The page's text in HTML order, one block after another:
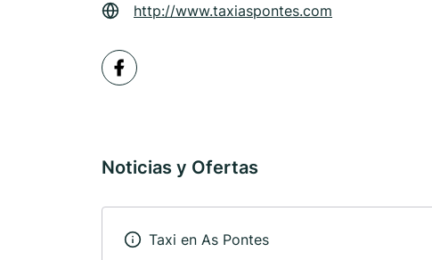
http://www.taxiaspontes.com
Noticias y Ofertas
Taxi en As Pontes